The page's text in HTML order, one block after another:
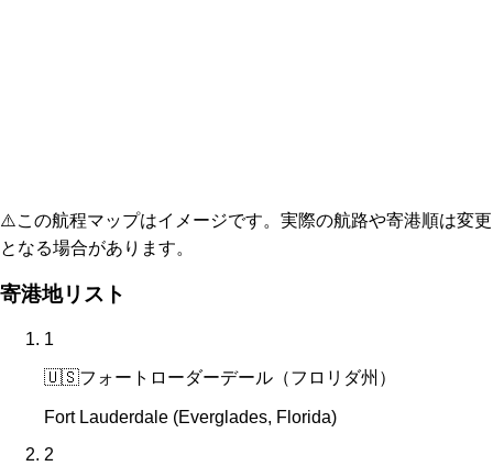
⚠️この航程マップはイメージです。実際の航路や寄港順は変更
となる場合があります。
寄港地リスト
1
🇺🇸フォートローダーデール（フロリダ州）
Fort Lauderdale (Everglades, Florida)
2